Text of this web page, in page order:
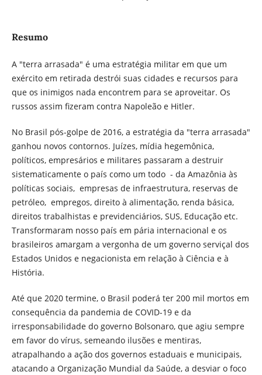
Resumo
A "terra arrasada" é uma estratégia militar em que um
exército em retirada destrói suas cidades e recursos para
que os inimigos nada encontrem para se aproveitar. Os
russos assim fizeram contra Napoleão e Hitler.
No Brasil pós-golpe de 2016, a estratégia da "terra arrasada"
ganhou novos contornos. Juízes, mídia hegemônica,
políticos, empresários e militares passaram a destruir
sistematicamente o país como um todo - da Amazônia às
políticas sociais, empresas de infraestrutura, reservas de
petróleo, empregos, direito à alimentação, renda básica,
direitos trabalhistas e previdenciários, SUS, Educação etc.
Transformaram nosso país em pária internacional e os
brasileiros amargam a vergonha de um governo serviçal dos
Estados Unidos e negacionista em relação à Ciência e à
História.
Até que 2020 termine, o Brasil poderá ter 200 mil mortos em
consequência da pandemia de COVID-19 e da
irresponsabilidade do governo Bolsonaro, que agiu sempre
em favor do vírus, semeando ilusões e mentiras,
atrapalhando a ação dos governos estaduais e municipais,
atacando a Organização Mundial da Saúde, a desviar o foco